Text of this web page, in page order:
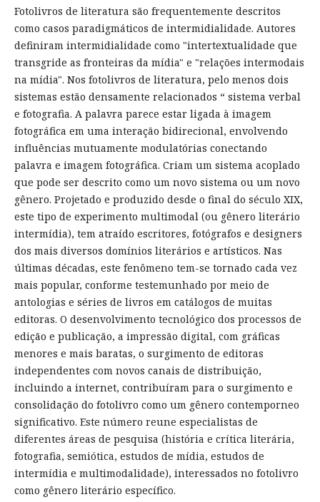
Fotolivros de literatura são frequentemente descritos
como casos paradigmáticos de intermidialidade. Autores
definiram intermidialidade como "intertextualidade que
transgride as fronteiras da mídia" e "relações intermodais
na mídia". Nos fotolivros de literatura, pelo menos dois
sistemas estão densamente relacionados “ sistema verbal
e fotografia. A palavra parece estar ligada à imagem
fotográfica em uma interação bidirecional, envolvendo
influências mutuamente modulatórias conectando
palavra e imagem fotográfica. Criam um sistema acoplado
que pode ser descrito como um novo sistema ou um novo
gênero. Projetado e produzido desde o final do século XIX,
este tipo de experimento multimodal (ou gênero literário
intermídia), tem atraído escritores, fotógrafos e designers
dos mais diversos domínios literários e artísticos. Nas
últimas décadas, este fenômeno tem-se tornado cada vez
mais popular, conforme testemunhado por meio de
antologias e séries de livros em catálogos de muitas
editoras. O desenvolvimento tecnológico dos processos de
edição e publicação, a impressão digital, com gráficas
menores e mais baratas, o surgimento de editoras
independentes com novos canais de distribuição,
incluindo a internet, contribuíram para o surgimento e
consolidação do fotolivro como um gênero contemporneo
significativo. Este número reune especialistas de
diferentes áreas de pesquisa (história e crítica literária,
fotografia, semiótica, estudos de mídia, estudos de
intermídia e multimodalidade), interessados no fotolivro
como gênero literário específico.